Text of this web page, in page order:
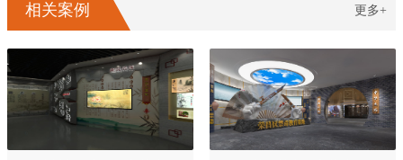
相关案例 更多+